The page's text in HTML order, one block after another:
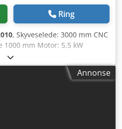
Ring
, Skyveselede: 3000 mm CNC
mm Motor: 5,5 kW
og svingjustering
visning av sving og kutt­høyde
mm Maks kutt­høyde: 200 mm
i øyehøyde,
Bordforlengelse 840 mm
Annonse